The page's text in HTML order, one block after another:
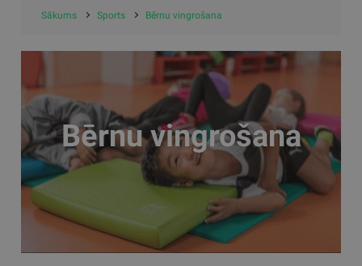
Sākums Sports Bērnu vingrošana
Bērnu vingrošana